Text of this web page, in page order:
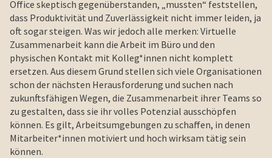
Office skeptisch gegenüberstanden, „mussten“ feststellen,
dass Produktivität und Zuverlässigkeit nicht immer leiden, ja
oft sogar steigen. Was wir jedoch alle merken: Virtuelle
Zusammenarbeit kann die Arbeit im Büro und den
physischen Kontakt mit Kolleg*innen nicht komplett
ersetzen. Aus diesem Grund stellen sich viele Organisationen
schon der nächsten Herausforderung und suchen nach
zukunftsfähigen Wegen, die Zusammenarbeit ihrer Teams so
zu gestalten, dass sie ihr volles Potenzial ausschöpfen
können. Es gilt, Arbeitsumgebungen zu schaffen, in denen
Mitarbeiter*innen motiviert und hoch wirksam tätig sein
können.